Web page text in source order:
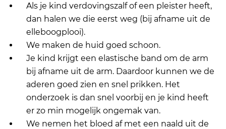
Als je kind verdovingszalf of een pleister heeft,
dan halen we die eerst weg (bij afname uit de
elleboogplooi).
We maken de huid goed schoon.
Je kind krijgt een elastische band om de arm
bij afname uit de arm. Daardoor kunnen we de
aderen goed zien en snel prikken. Het
onderzoek is dan snel voorbij en je kind heeft
er zo min mogelijk ongemak van.
We nemen het bloed af met een naald uit de